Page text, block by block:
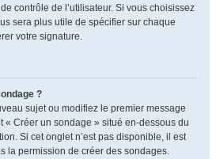
contrôle de l’utilisateur. Si vous choisissez
sera plus utile de spécifier sur chaque
votre signature.
?
sujet ou modifiez le premier message
« Créer un sondage » situé en-dessous du
Si cet onglet n’est pas disponible, il est
la permission de créer des sondages.